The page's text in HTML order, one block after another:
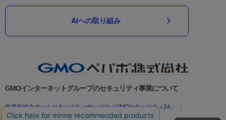
AIへの取り組み
GMOインターネットグループのセキュリティ事業について
世界初総合ネットセキュリティサービス「GMOセキュリティ24」